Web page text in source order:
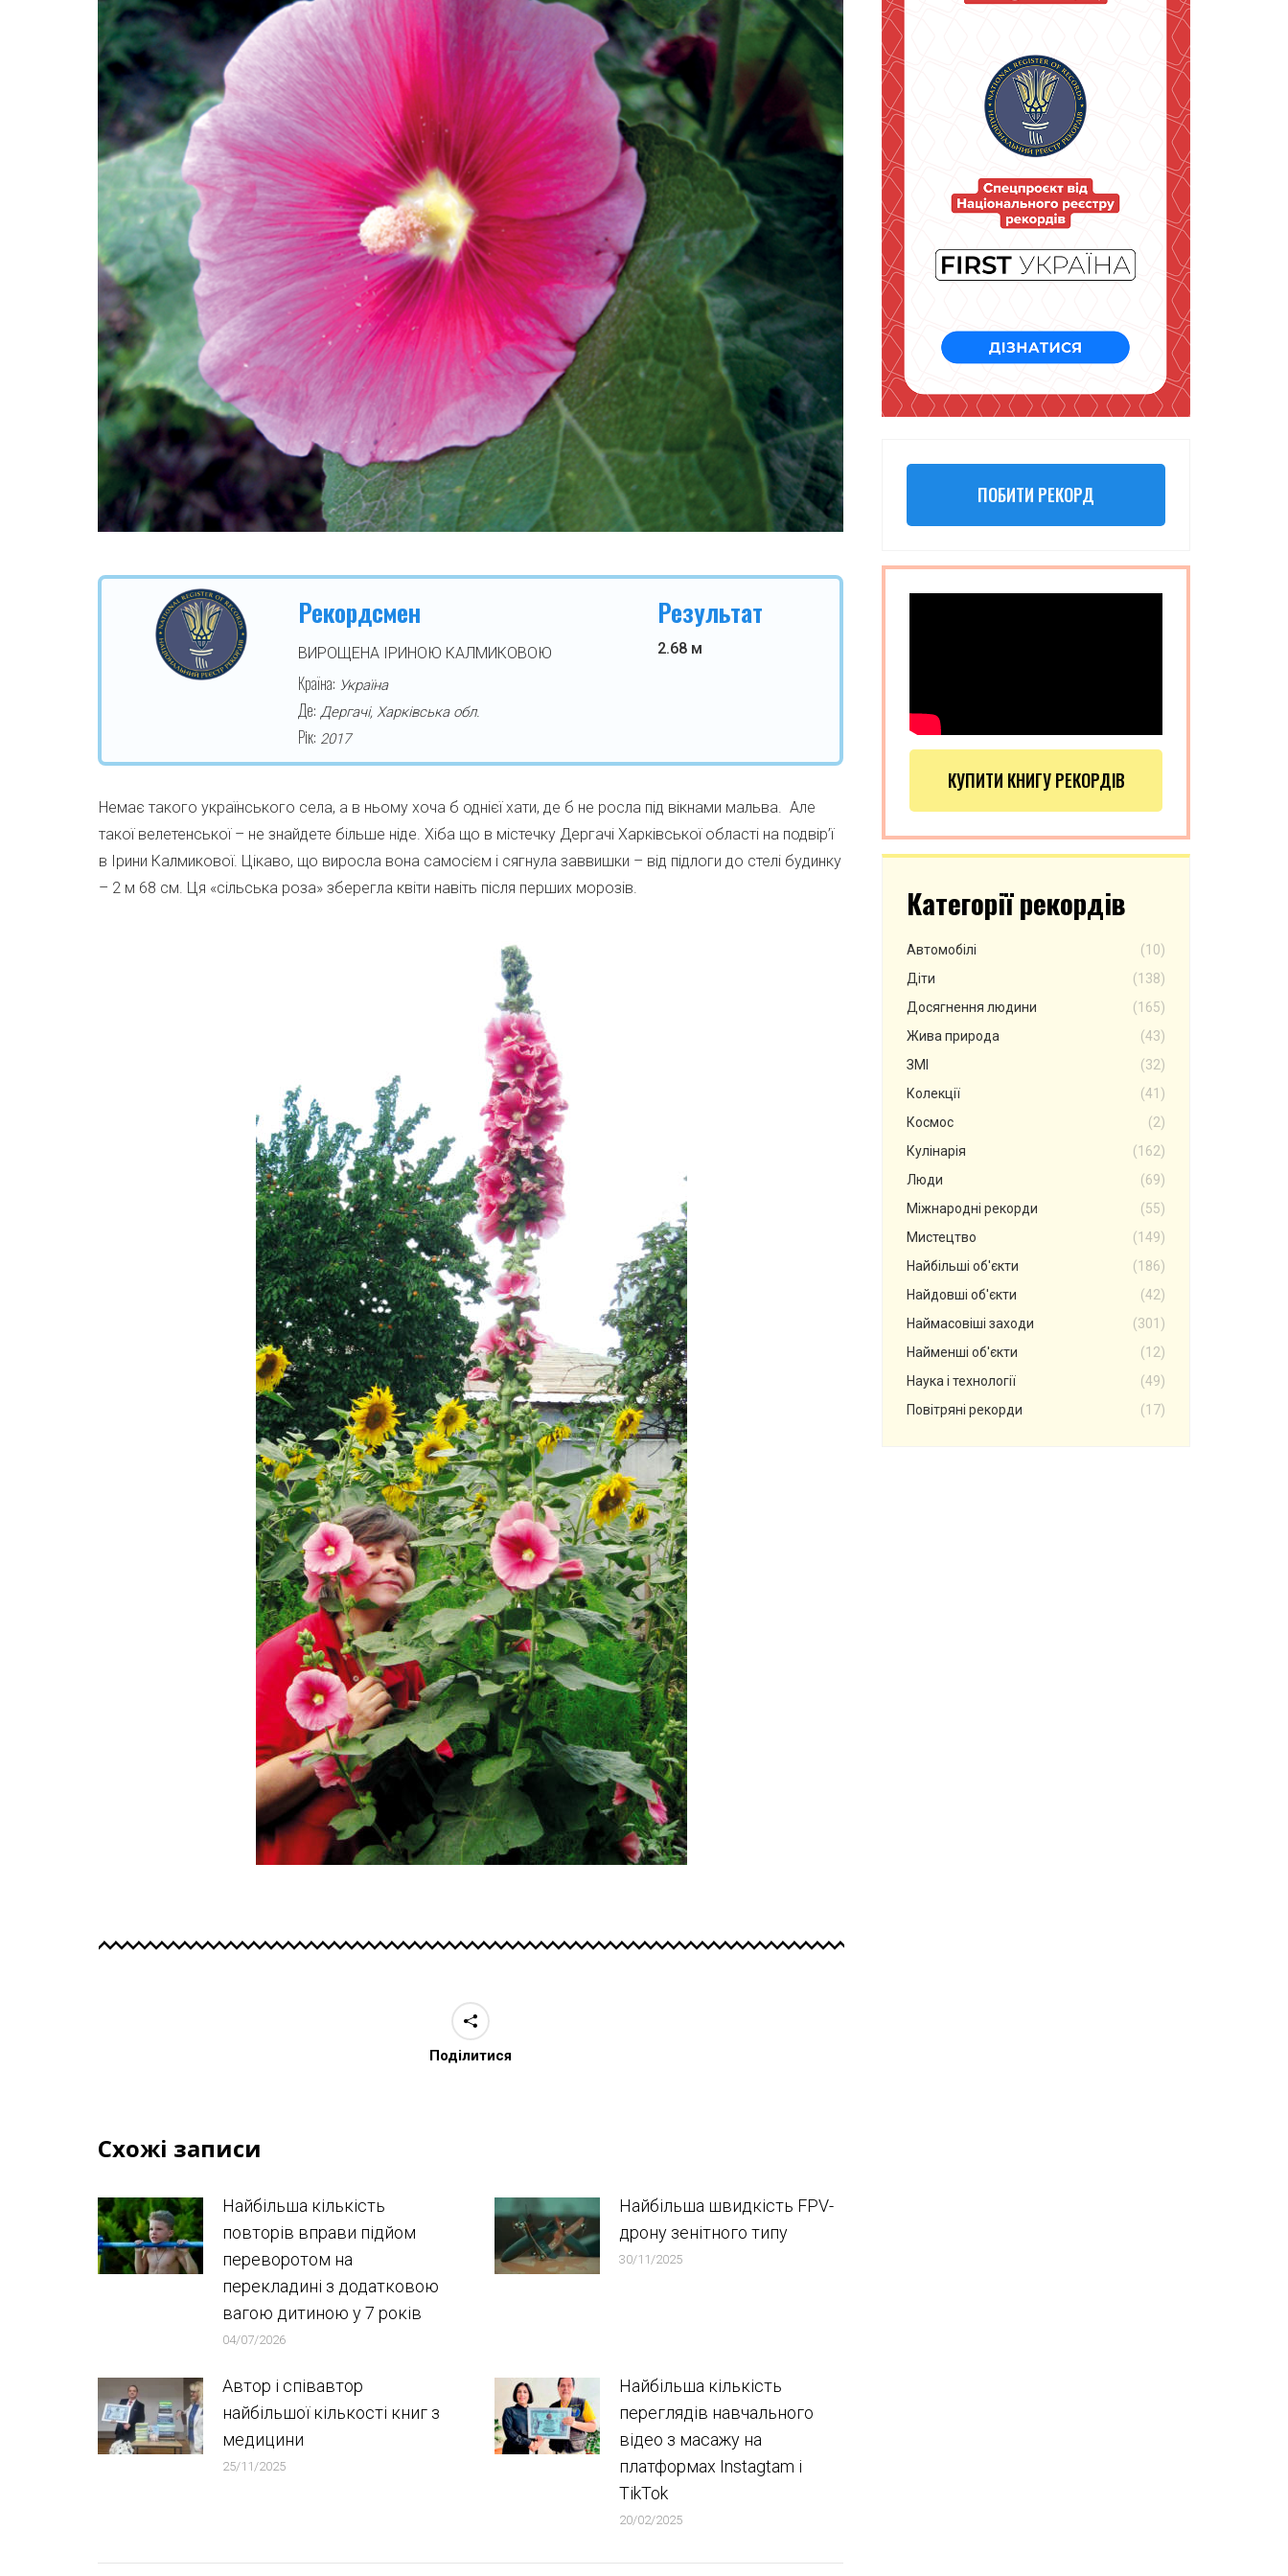
Рекордсмен
ВИРОЩЕНА ІРИНОЮ КАЛМИКОВОЮ
Країна: Україна
Де: Дергачі, Харківська обл.
Рік: 2017
Результат
2.68 м
Немає такого українського села, а в ньому хоча б однієї хати, де б не росла під вікнами мальва. Але
такої велетенської – не знайдете більше ніде. Хіба що в містечку Дергачі Харківської області на подвір’ї
в Ірини Калмикової. Цікаво, що виросла вона самосієм і сягнула заввишки – від підлоги до стелі будинку
– 2 м 68 см. Ця «сільська роза» зберегла квіти навіть після перших морозів.
Поділитися
Схожі записи
Найбільша кількість
повторів вправи підйом
переворотом на
перекладині з додатковою
вагою дитиною у 7 років
04/07/2026
Найбільша швидкість FPV-
дрону зенітного типу
30/11/2025
Автор і співавтор
найбільшої кількості книг з
медицини
25/11/2025
Найбільша кількість
переглядів навчального
відео з масажу на
платформах Instagtam i
TikTok
20/02/2025
ПОБИТИ РЕКОРД
КУПИТИ КНИГУ РЕКОРДІВ
Категорії рекордів
Автомобілі
(10)
Діти
(138)
Досягнення людини
(165)
Жива природа
(43)
ЗМІ
(32)
Колекції
(41)
Космос
(2)
Кулінарія
(162)
Люди
(69)
Міжнародні рекорди
(55)
Мистецтво
(149)
Найбільші об'єкти
(186)
Найдовші об'єкти
(42)
Наймасовіші заходи
(301)
Найменші об'єкти
(12)
Наука і технології
(49)
Повітряні рекорди
(17)